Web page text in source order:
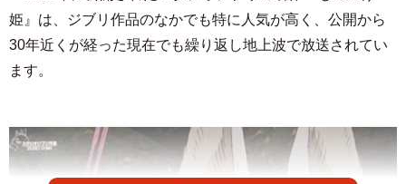
姫』は、ジブリ作品のなかでも特に人気が高く、公開から
30年近くが経った現在でも繰り返し地上波で放送されてい
ます。